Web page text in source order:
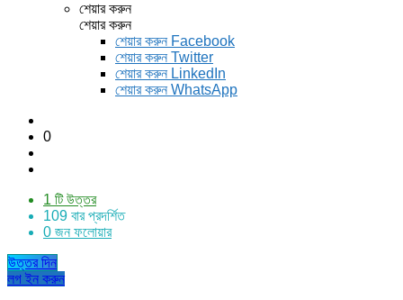
শেয়ার করুন
শেয়ার করুন
শেয়ার করুন Facebook
শেয়ার করুন Twitter
শেয়ার করুন LinkedIn
শেয়ার করুন WhatsApp
0
1 টি উত্তর
109 বার প্রদর্শিত
0 জন ফলোয়ার
উত্তর দিন
Sidebar
লগ ইন করুন